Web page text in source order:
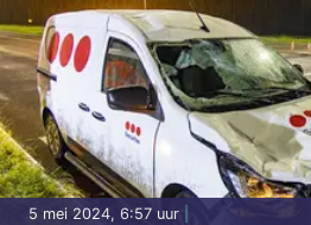
5 mei 2024, 6:57 uur